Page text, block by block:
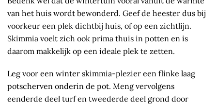
van het huis wordt bewonderd. Geef de heester dus bij
voorkeur een plek dichtbij huis, of op een zichtlijn.
Skimmia voelt zich ook prima thuis in potten en is
daarom makkelijk op een ideale plek te zetten.
Leg voor een winter skimmia-plezier een flinke laag
potscherven onderin de pot. Meng vervolgens
eenderde deel turf en tweederde deel grond door